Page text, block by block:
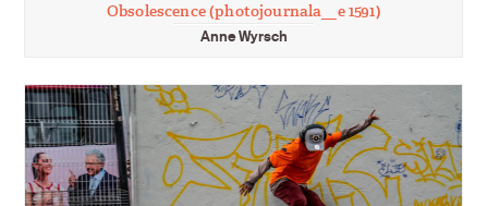
Obsolescence (photojournala__e 1591)
Anne Wyrsch